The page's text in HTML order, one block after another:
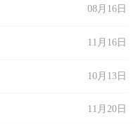
08月16日
11月16日
10月13日
11月20日